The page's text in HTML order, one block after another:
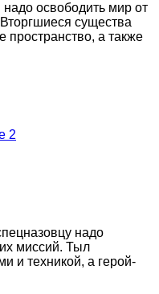
надо освободить мир от
существа
пространство, а также
2
надо
миссий. Тыл
и техникой, а герой-